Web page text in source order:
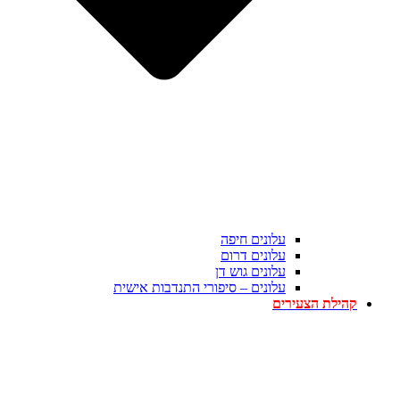
עלונים חיפה
עלונים דרום
עלונים גוש דן
עלונים – סיפורי התנדבות אישית
קהילת הצעירים